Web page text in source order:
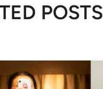
POSTS